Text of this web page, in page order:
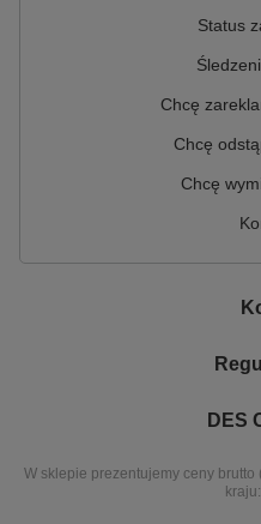
Status
Chcę
Chcę
Chcę
DES
W sklepie prezentujemy ceny brutto
kraju: